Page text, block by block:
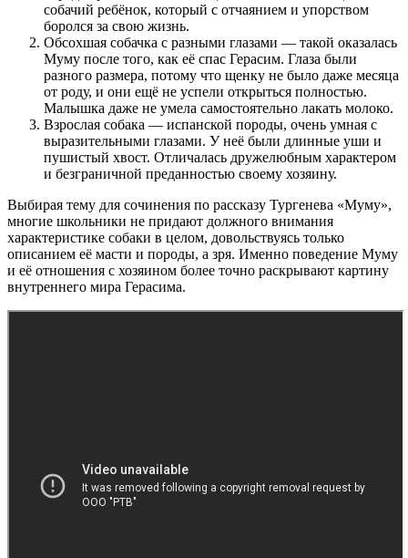
собачий ребёнок, который с отчаянием и упорством
боролся за свою жизнь.
Обсохшая собачка с разными глазами — такой оказалась
Муму после того, как её спас Герасим. Глаза были
разного размера, потому что щенку не было даже месяца
от роду, и они ещё не успели открыться полностью.
Малышка даже не умела самостоятельно лакать молоко.
Взрослая собака — испанской породы, очень умная с
выразительными глазами. У неё были длинные уши и
пушистый хвост. Отличалась дружелюбным характером
и безграничной преданностью своему хозяину.
Выбирая тему для сочинения по рассказу Тургенева «Муму»,
многие школьники не придают должного внимания
характеристике собаки в целом, довольствуясь только
описанием её масти и породы, а зря. Именно поведение Муму
и её отношения с хозяином более точно раскрывают картину
внутреннего мира Герасима.